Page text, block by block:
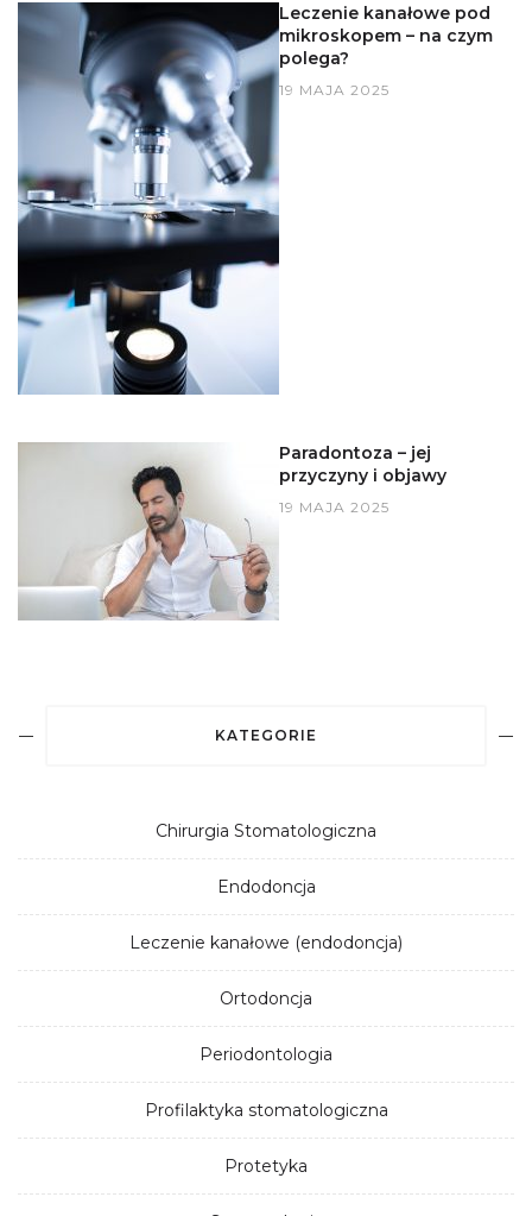
Leczenie kanałowe pod
mikroskopem – na czym
polega?
19 MAJA 2025
Paradontoza – jej
przyczyny i objawy
19 MAJA 2025
KATEGORIE
Chirurgia Stomatologiczna
Endodoncja
Leczenie kanałowe (endodoncja)
Ortodoncja
Periodontologia
Profilaktyka stomatologiczna
Protetyka